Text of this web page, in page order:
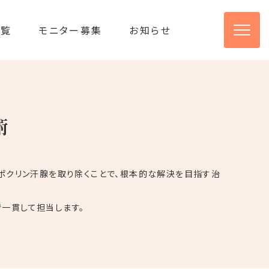
モニター募集 お知らせ
クリン汗腺を取り除くことで、根本的な解決を目指す治
貫して担当します。